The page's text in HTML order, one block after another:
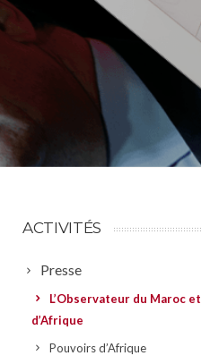
ACTIVITÉS
Presse
L’Observateur du Maroc et
d’Afrique
Pouvoirs d’Afrique